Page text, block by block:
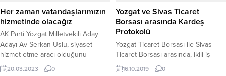
Cumhuriyeti’nin aldığı bu kararı
memnuniyetle karşıladıklarını
belirtti. “Türk...
Her zaman vatandaşlarımızın
hizmetinde olacağız
AK Parti Yozgat Milletvekili Aday
Adayı Av Serkan Uslu, siyaset
hizmet etme aracı olduğunu
belirterek, her zaman vatandaşların
20.03.2023 0
Yozgat ve Sivas Ticaret
Borsası arasında Kardeş
Protokolü
Yozgat Ticaret Borsası ile Sivas
Ticaret Borsası arasında, ikili iş
birliğini artırmak, ortak proje ve
16.10.2019 0